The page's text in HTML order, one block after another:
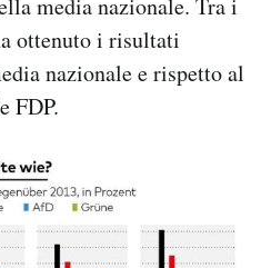
media nazionale. Tra i
ottenuto i risultati
nazionale e rispetto al
FDP.